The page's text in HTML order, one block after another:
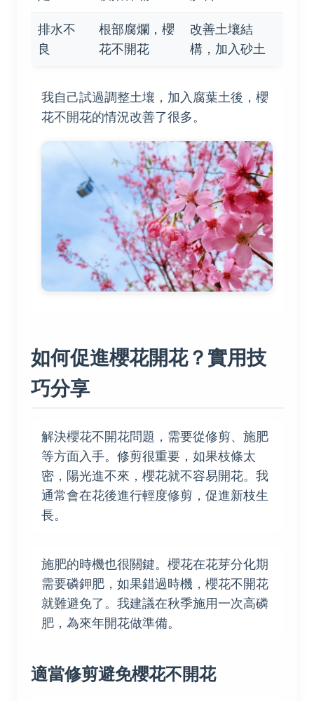
排水不
良
根部腐爛，櫻
花不開花
改善土壤結
構，加入砂土
我自己試過調整土壤，加入腐葉土後，櫻
花不開花的情況改善了很多。
如何促進櫻花開花？實用技
巧分享
解決櫻花不開花問題，需要從修剪、施肥
等方面入手。修剪很重要，如果枝條太
密，陽光進不來，櫻花就不容易開花。我
通常會在花後進行輕度修剪，促進新枝生
長。
施肥的時機也很關鍵。櫻花在花芽分化期
需要磷鉀肥，如果錯過時機，櫻花不開花
就難避免了。我建議在秋季施用一次高磷
肥，為來年開花做準備。
適當修剪避免櫻花不開花